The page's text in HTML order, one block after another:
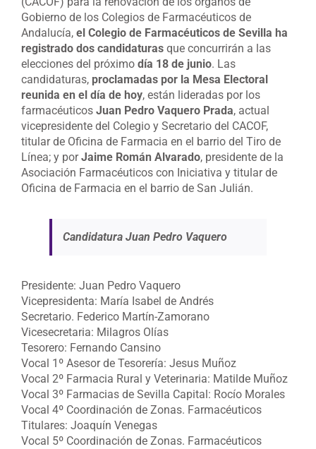
Gobierno de los Colegios de Farmacéuticos de
Andalucía, el Colegio de Farmacéuticos de Sevilla ha
registrado dos candidaturas que concurrirán a las
elecciones del próximo día 18 de junio. Las
candidaturas, proclamadas por la Mesa Electoral
reunida en el día de hoy, están lideradas por los
farmacéuticos Juan Pedro Vaquero Prada, actual
vicepresidente del Colegio y Secretario del CACOF,
titular de Oficina de Farmacia en el barrio del Tiro de
Línea; y porJaime Román Alvarado, presidente de la
Asociación Farmacéuticos con Iniciativa y titular de
Oficina de Farmacia en el barrio de San Julián.
Candidatura Juan Pedro Vaquero
Presidente: Juan Pedro Vaquero
Vicepresidenta: María Isabel de Andrés
Secretario. Federico Martín-Zamorano
Vicesecretaria: Milagros Olías
Tesorero: Fernando Cansino
Vocal 1º Asesor de Tesorería: Jesus Muñoz
Vocal 2º Farmacia Rural y Veterinaria: Matilde Muñoz
Vocal 3º Farmacias de Sevilla Capital: Rocío Morales
Vocal 4º Coordinación de Zonas. Farmacéuticos
Titulares: Joaquín Venegas
Vocal 5º Coordinación de Zonas. Farmacéuticos